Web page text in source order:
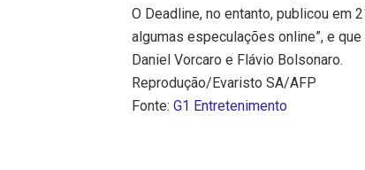
O Deadline, no entanto, publicou em
algumas especulações online”, e
Daniel Vorcaro e Flávio Bolsonaro.
Reprodução/Evaristo SA/AFP
Fonte:G1 Entretenimento